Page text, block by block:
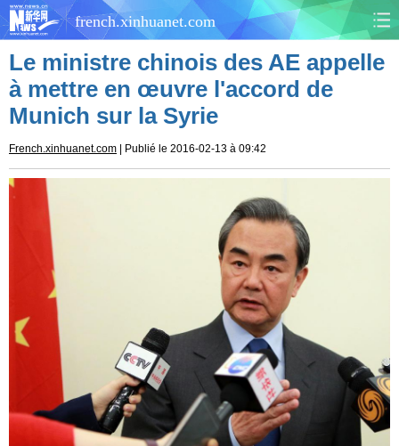
french.xinhuanet.com
CHINE MONDE
AFRIQUE
CULTURE
SPORTS
PLANÈTE
DOCUMENTS
PHOTOS
VIDÉOS
Le ministre chinois des AE appelle
à mettre en œuvre l'accord de
Munich sur la Syrie
French.xinhuanet.com | Publié le 2016-02-13 à 09:42